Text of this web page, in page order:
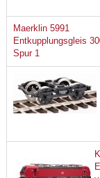
Maerklin 5991
Entkupplungsgleis
Spur 1